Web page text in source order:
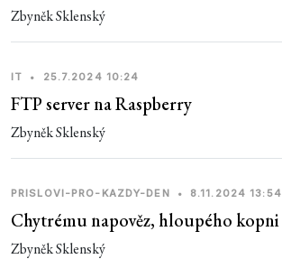
Zbyněk Sklenský
IT • 25.7.2024 10:24
FTP server na Raspberry
Zbyněk Sklenský
PRISLOVI-PRO-KAZDY-DEN • 8.11.2024 13:54
Chytrému napověz, hloupého kopni
Zbyněk Sklenský